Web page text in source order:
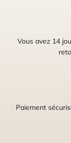
Vous avez 14
Paiement